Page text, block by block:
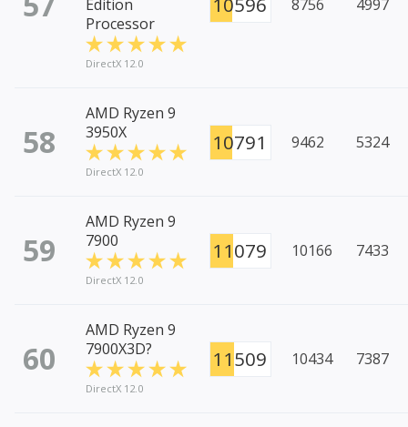
Edition
Processor
DirectX 12.0
8756 4997
58
AMD Ryzen 9
3950X
DirectX 12.0
10791 9462 5324
59
AMD Ryzen 9
7900
DirectX 12.0
11079 10166 7433
60
AMD Ryzen 9
7900X3D?
DirectX 12.0
11509 10434 7387